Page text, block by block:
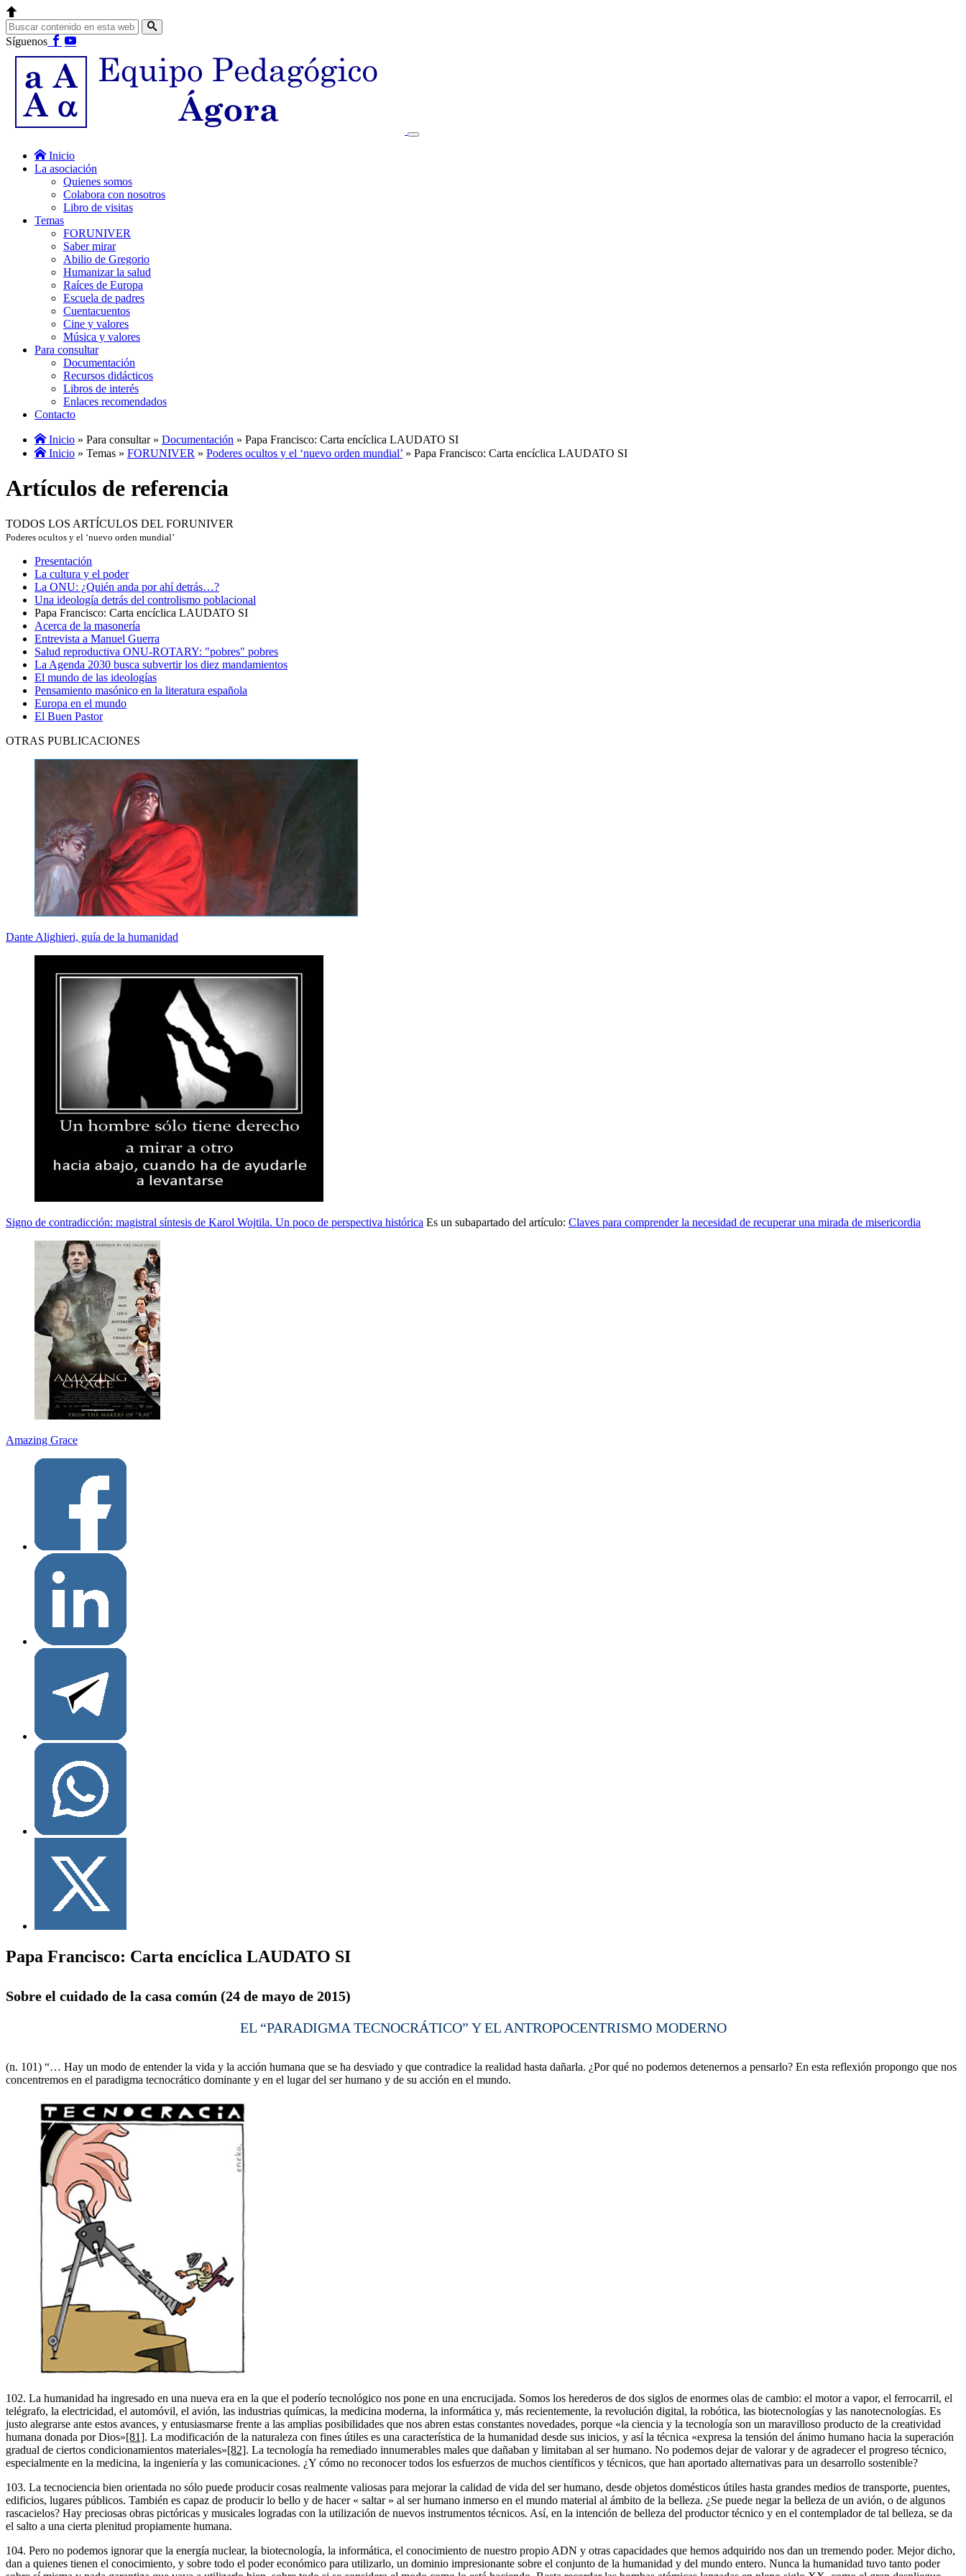
Síguenos
Inicio
La asociación
Quienes somos
Colabora con nosotros
Libro de visitas
Temas
FORUNIVER
Saber mirar
Abilio de Gregorio
Humanizar la salud
Raíces de Europa
Escuela de padres
Cuentacuentos
Cine y valores
Música y valores
Para consultar
Documentación
Recursos didácticos
Libros de interés
Enlaces recomendados
Contacto
Inicio » Para consultar » Documentación » Papa Francisco: Carta encíclica LAUDATO SI
Inicio » Temas » FORUNIVER » Poderes ocultos y el ‘nuevo orden mundial’ » Papa Francisco: Carta encíclica LAUDATO SI
Artículos de referencia
TODOS LOS ARTÍCULOS DEL FORUNIVER
Poderes ocultos y el ‘nuevo orden mundial’
Presentación
La cultura y el poder
La ONU: ¿Quién anda por ahí detrás…?
Una ideología detrás del controlismo poblacional
Papa Francisco: Carta encíclica LAUDATO SI
Acerca de la masonería
Entrevista a Manuel Guerra
Salud reproductiva ONU-ROTARY: "pobres" pobres
La Agenda 2030 busca subvertir los diez mandamientos
El mundo de las ideologías
Pensamiento masónico en la literatura española
Europa en el mundo
El Buen Pastor
OTRAS PUBLICACIONES
Dante Alighieri, guía de la humanidad
Signo de contradicción: magistral síntesis de Karol Wojtila. Un poco de perspectiva histórica Es un subapartado del artículo: Claves para comprender la necesidad de recuperar una mirada de misericordia
Amazing Grace
Papa Francisco: Carta encíclica LAUDATO SI
Sobre el cuidado de la casa común (24 de mayo de 2015)
EL “PARADIGMA TECNOCRÁTICO” Y EL ANTROPOCENTRISMO MODERNO
(n. 101) “… Hay un modo de entender la vida y la acción humana que se ha desviado y que contradice la realidad hasta dañarla. ¿Por qué no podemos detenernos a pensarlo? En esta reflexión propongo que nos
concentremos en el paradigma tecnocrático dominante y en el lugar del ser humano y de su acción en el mundo.
102. La humanidad ha ingresado en una nueva era en la que el poderío tecnológico nos pone en una encrucijada. Somos los herederos de dos siglos de enormes olas de cambio: el motor a vapor, el ferrocarril, el
telégrafo, la electricidad, el automóvil, el avión, las industrias químicas, la medicina moderna, la informática y, más recientemente, la revolución digital, la robótica, las biotecnologías y las nanotecnologías. Es
justo alegrarse ante estos avances, y entusiasmarse frente a las amplias posibilidades que nos abren estas constantes novedades, porque «la ciencia y la tecnología son un maravilloso producto de la creatividad
humana donada por Dios»[81]. La modificación de la naturaleza con fines útiles es una característica de la humanidad desde sus inicios, y así la técnica «expresa la tensión del ánimo humano hacia la superación
gradual de ciertos condicionamientos materiales»[82]. La tecnología ha remediado innumerables males que dañaban y limitaban al ser humano. No podemos dejar de valorar y de agradecer el progreso técnico,
especialmente en la medicina, la ingeniería y las comunicaciones. ¿Y cómo no reconocer todos los esfuerzos de muchos científicos y técnicos, que han aportado alternativas para un desarrollo sostenible?
103. La tecnociencia bien orientada no sólo puede producir cosas realmente valiosas para mejorar la calidad de vida del ser humano, desde objetos domésticos útiles hasta grandes medios de transporte, puentes,
edificios, lugares públicos. También es capaz de producir lo bello y de hacer « saltar » al ser humano inmerso en el mundo material al ámbito de la belleza. ¿Se puede negar la belleza de un avión, o de algunos
rascacielos? Hay preciosas obras pictóricas y musicales logradas con la utilización de nuevos instrumentos técnicos. Así, en la intención de belleza del productor técnico y en el contemplador de tal belleza, se da
el salto a una cierta plenitud propiamente humana.
104. Pero no podemos ignorar que la energía nuclear, la biotecnología, la informática, el conocimiento de nuestro propio ADN y otras capacidades que hemos adquirido nos dan un tremendo poder. Mejor dicho,
dan a quienes tienen el conocimiento, y sobre todo el poder económico para utilizarlo, un dominio impresionante sobre el conjunto de la humanidad y del mundo entero. Nunca la humanidad tuvo tanto poder